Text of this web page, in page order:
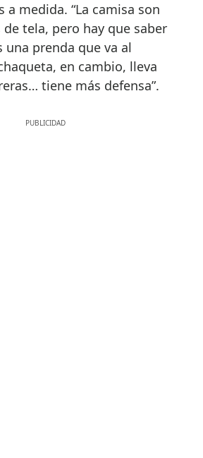
a medida. “La camisa son
tela, pero hay que saber
una prenda que va al
en cambio, lleva
tiene más defensa”.